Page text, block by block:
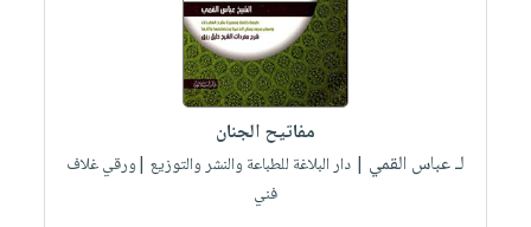
مفاتيح الجنان
لـ عباس القمي | دار البلاغة للطباعة والنشر والتوزيع |ورقي غلاف
فني